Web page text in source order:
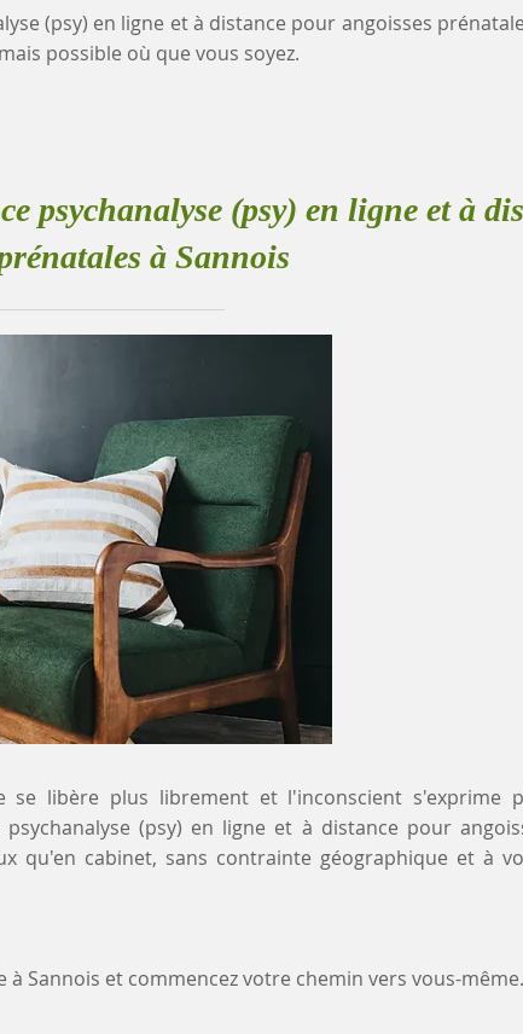
(psy) en ligne et à distance pour angoisses
possible où que vous soyez.
psychanalyse (psy) en ligne et à
à Sannois
libère plus librement et l'inconscient s'exprime
(psy) en ligne et à distance pour
qu'en cabinet, sans contrainte géographique et à
Sannois et commencez votre chemin vers vous-même.